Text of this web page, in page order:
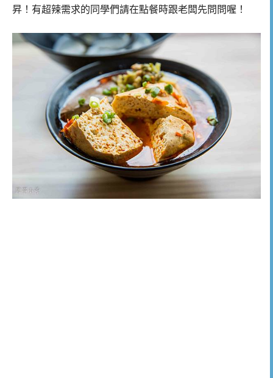
昇！有超辣需求的同學們請在點餐時跟老闆先問問喔！